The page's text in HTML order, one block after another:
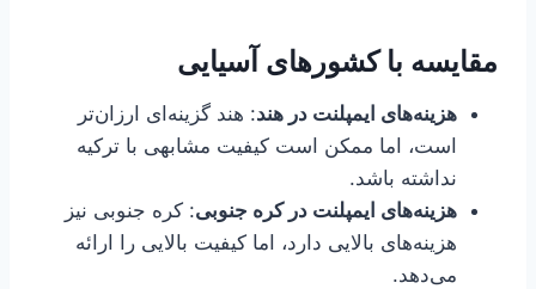
مقایسه با کشورهای آسیایی
هزینه‌های ایمپلنت در هند: هند گزینه‌ای ارزان‌تر
است، اما ممکن است کیفیت مشابهی با ترکیه
نداشته باشد.
هزینه‌های ایمپلنت در کره جنوبی: کره جنوبی نیز
هزینه‌های بالایی دارد، اما کیفیت بالایی را ارائه
می‌دهد.